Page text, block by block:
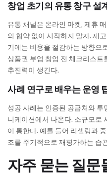
창업 초기의 유통 창구 설계
유통 채널은 온라인 마켓, 제휴
의 협약 없이 시작하지 말자. 재
기에는 비용을 절감하는 방향으
상품권 부업 창업 전 체크리스트
추진력이 생긴다.
사례 연구로 배우는 운영
성공 사례는 인증된 공급처와 투
니케이션에서 나온다. 소규모로
이 통한다. 예를 들어 리셀링과
조를 주기적으로 재평가하는 습
자주 묻는 질문